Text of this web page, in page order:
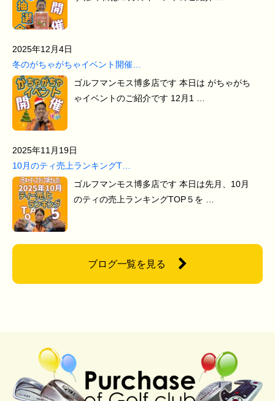
2025年12月4日
冬のがちゃがちゃイベント開催…
ゴルフマンモス博多店です 本日は がちゃがち
ゃイベントのご紹介です 12月1 …
2025年11月19日
10月のティ売上ランキングT…
ゴルフマンモス博多店です 本日は先月、10月
のティの売上ランキングTOP５を …
ブログ一覧を見る